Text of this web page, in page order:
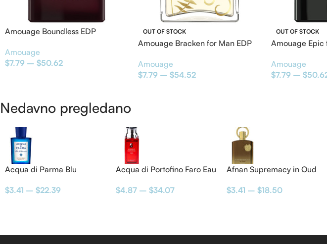
Amouage Boundless EDP
Amouage
$7.79 – $50.62
OUT OF STOCK
Amouage Bracken for Man EDP
Amouage
$7.79 – $54.52
OUT OF STOCK
Amouage Epic
Amouage
$7.79 – $
Nedavno pregledano
Acqua di Parma Blu
di Sicilia Eau de Toillete
$3.41 – $22.39
Acqua di Portofino Faro Eau
$4.87 – $34.07
Afnan Supremacy in Oud
$3.41 – $18.50